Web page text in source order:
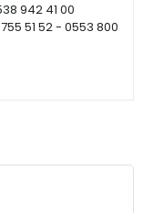
942 41 00
51 52 - 0553 800